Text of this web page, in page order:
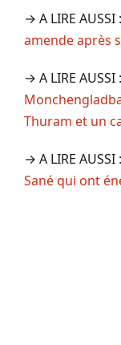
→ A LIRE AUSSI :
amende après
→ A LIRE AUSSI :
Thuram et un
→ A LIRE AUSSI :
Sané qui ont